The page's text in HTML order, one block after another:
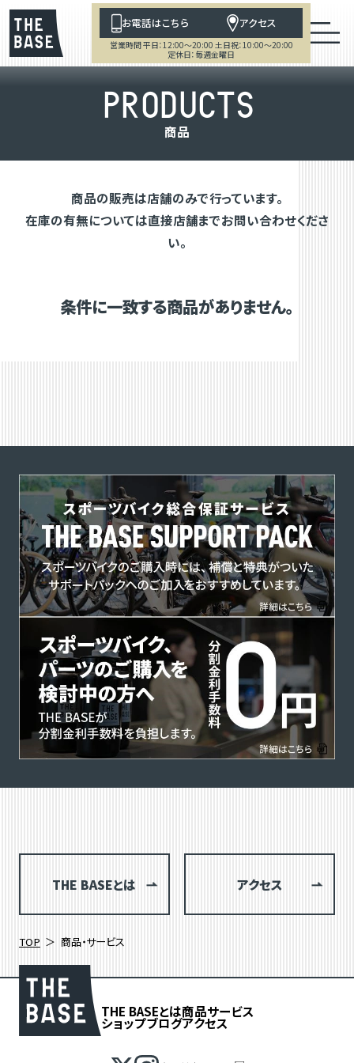
お電話はこちら アクセス
営業時間 平日：12:00～20:00 土日祝：10:00～20:00
定休日：毎週金曜日
PRODUCTS
商品
商品の販売は店舗のみで行っています。
在庫の有無については直接店舗までお問い合わせくださ
い。
条件に一致する商品がありません。
THE BASEとは アクセス
TOP 商品・サービス
THE BASEとは商品サービス
ショップブログアクセス